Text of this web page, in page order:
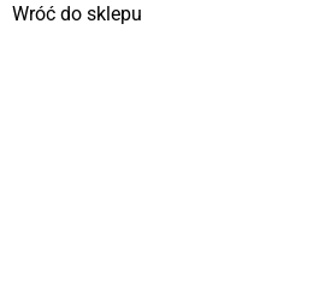
Wróć do sklepu